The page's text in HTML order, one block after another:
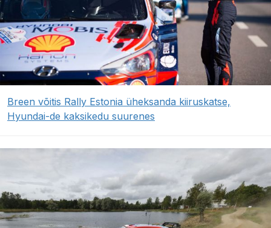
Breen võitis Rally Estonia üheksanda kiiruskatse,
Hyundai-de kaksikedu suurenes